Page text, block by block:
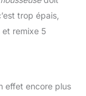
trop épais,
et remixe 5
effet encore plus